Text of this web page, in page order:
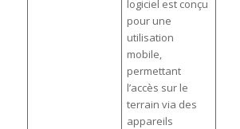
logiciel est conçu
pour une
utilisation
mobile,
permettant
l’accès sur le
terrain via des
appareils